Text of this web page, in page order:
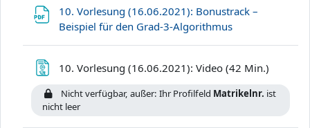
10. Vorlesung (16.06.2021): Bonustrack –
Beispiel für den Grad-3-Algorithmus
10. Vorlesung (16.06.2021): Video (42 Min.)
Nicht verfügbar, außer: Ihr Profilfeld Matrikelnr. ist
nicht leer